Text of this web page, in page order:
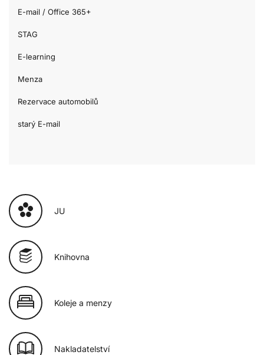
E-mail / Office 365+
STAG
E-learning
Menza
Rezervace automobilů
starý E-mail
JU
Knihovna
Koleje a menzy
Nakladatelství